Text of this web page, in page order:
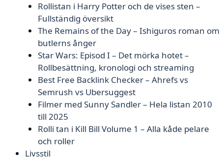
Rollistan i Harry Potter och de vises sten –
Fullständig översikt
The Remains of the Day – Ishiguros roman om
butlerns ånger
Star Wars: Episod I – Det mörka hotet –
Rollbesättning, kronologi och streaming
Best Free Backlink Checker – Ahrefs vs
Semrush vs Ubersuggest
Filmer med Sunny Sandler – Hela listan 2010
till 2025
Rolli tan i Kill Bill Volume 1 – Alla kåde pelare
och roller
Livsstil